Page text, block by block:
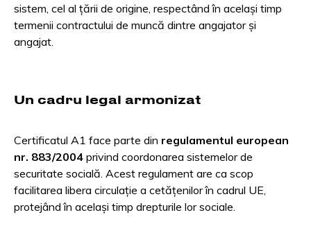
sistem, cel al țării de origine, respectând în același timp
termenii contractului de muncă dintre angajator și
angajat.
Un cadru legal armonizat
Certificatul A1 face parte din regulamentul european
nr. 883/2004 privind coordonarea sistemelor de
securitate socială. Acest regulament are ca scop
facilitarea libera circulație a cetățenilor în cadrul UE,
protejând în același timp drepturile lor sociale.